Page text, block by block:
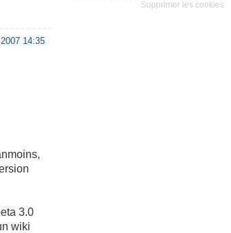
Supprimer les cookies
14:35
3.0
wiki